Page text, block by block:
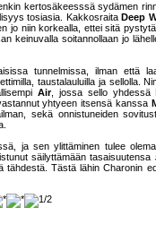
kertosäkeesssä sydämen
tosiasia. Kakkosraita Deep
jo niin korkealla, ettei sitä
keinuvalla soitannollaan jo
tunnelmissa, ilman että
taustalauluilla ja sellolla.
Air, jossa sello yhdessä
yhtyeen itsensä kanssa
sekä onnistuneiden
ja sen ylittäminen tulee
säilyttämään tasaisuutensa
Tästä lähin Charonin